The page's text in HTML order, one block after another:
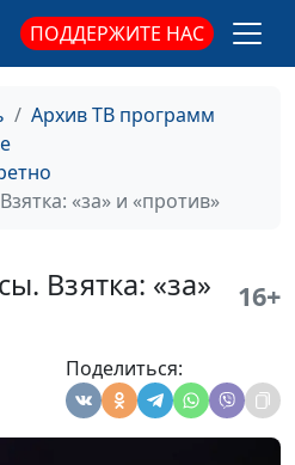
ПОДДЕРЖИТЕ НАС
Архив ТВ программ
«за» и «против»
Взятка: «за»
16+
Поделиться:
Андрей Юнак,
священнослужитель,
священнослужитель;
Роман Маринин,
#16
священнослужитель,
Роман Маринин,
священнослужитель;
Артем Сорокин,